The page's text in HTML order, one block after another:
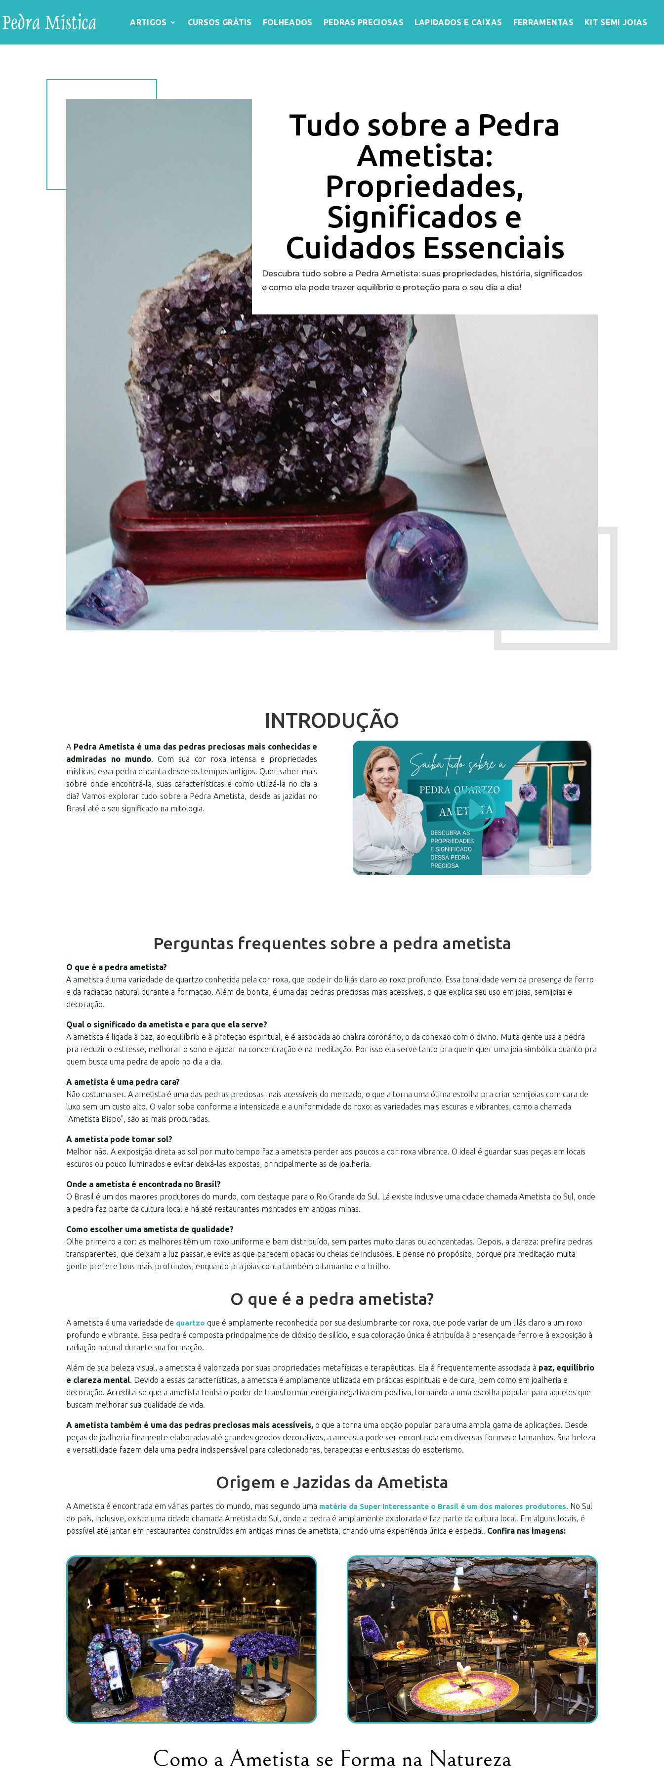
ARTIGOS CURSOS GRÁTIS FOLHEADOS PEDRAS PRECIOSAS LAPIDADOS E CAIXAS FERRAMENTAS KIT SEMI JOIAS
Tudo sobre a Pedra
Ametista:
Propriedades,
Significados e
Cuidados Essenciais
Descubra tudo sobre a Pedra Ametista: suas propriedades, história, significados
e como ela pode trazer equilíbrio e proteção para o seu dia a dia!
INTRODUÇÃO
A Pedra Ametista é uma das pedras preciosas mais conhecidas e
admiradas no mundo. Com sua cor roxa intensa e propriedades
místicas, essa pedra encanta desde os tempos antigos. Quer saber mais
sobre onde encontrá-la, suas características e como utilizá-la no dia a
dia? Vamos explorar tudo sobre a Pedra Ametista, desde as jazidas no
Brasil até o seu significado na mitologia.
Perguntas frequentes sobre a pedra ametista
O que é a pedra ametista?
A ametista é uma variedade de quartzo conhecida pela cor roxa, que pode ir do lilás claro ao roxo profundo. Essa tonalidade vem da presença de ferro
e da radiação natural durante a formação. Além de bonita, é uma das pedras preciosas mais acessíveis, o que explica seu uso em joias, semijoias e
decoração.
Qual o significado da ametista e para que ela serve?
A ametista é ligada à paz, ao equilíbrio e à proteção espiritual, e é associada ao chakra coronário, o da conexão com o divino. Muita gente usa a pedra
pra reduzir o estresse, melhorar o sono e ajudar na concentração e na meditação. Por isso ela serve tanto pra quem quer uma joia simbólica quanto pra
quem busca uma pedra de apoio no dia a dia.
A ametista é uma pedra cara?
Não costuma ser. A ametista é uma das pedras preciosas mais acessíveis do mercado, o que a torna uma ótima escolha pra criar semijoias com cara de
luxo sem um custo alto. O valor sobe conforme a intensidade e a uniformidade do roxo: as variedades mais escuras e vibrantes, como a chamada
"Ametista Bispo", são as mais procuradas.
A ametista pode tomar sol?
Melhor não. A exposição direta ao sol por muito tempo faz a ametista perder aos poucos a cor roxa vibrante. O ideal é guardar suas peças em locais
escuros ou pouco iluminados e evitar deixá-las expostas, principalmente as de joalheria.
Onde a ametista é encontrada no Brasil?
O Brasil é um dos maiores produtores do mundo, com destaque para o Rio Grande do Sul. Lá existe inclusive uma cidade chamada Ametista do Sul, onde
a pedra faz parte da cultura local e há até restaurantes montados em antigas minas.
Como escolher uma ametista de qualidade?
Olhe primeiro a cor: as melhores têm um roxo uniforme e bem distribuído, sem partes muito claras ou acinzentadas. Depois, a clareza: prefira pedras
transparentes, que deixam a luz passar, e evite as que parecem opacas ou cheias de inclusões. E pense no propósito, porque pra meditação muita
gente prefere tons mais profundos, enquanto pra joias conta também o tamanho e o brilho.
O que é a pedra ametista?
A ametista é uma variedade de quartzo que é amplamente reconhecida por sua deslumbrante cor roxa, que pode variar de um lilás claro a um roxo
profundo e vibrante. Essa pedra é composta principalmente de dióxido de silício, e sua coloração única é atribuída à presença de ferro e à exposição à
radiação natural durante sua formação.
Além de sua beleza visual, a ametista é valorizada por suas propriedades metafísicas e terapêuticas. Ela é frequentemente associada à paz, equilíbrio
e clareza mental. Devido a essas características, a ametista é amplamente utilizada em práticas espirituais e de cura, bem como em joalheria e
decoração. Acredita-se que a ametista tenha o poder de transformar energia negativa em positiva, tornando-a uma escolha popular para aqueles que
buscam melhorar sua qualidade de vida.
A ametista também é uma das pedras preciosas mais acessíveis, o que a torna uma opção popular para uma ampla gama de aplicações. Desde
peças de joalheria finamente elaboradas até grandes geodos decorativos, a ametista pode ser encontrada em diversas formas e tamanhos. Sua beleza
e versatilidade fazem dela uma pedra indispensável para colecionadores, terapeutas e entusiastas do esoterismo.
Origem e Jazidas da Ametista
A Ametista é encontrada em várias partes do mundo, mas segundo uma matéria da Super Interessante o Brasil é um dos maiores produtores. No Sul
do país, inclusive, existe uma cidade chamada Ametista do Sul, onde a pedra é amplamente explorada e faz parte da cultura local. Em alguns locais, é
possível até jantar em restaurantes construídos em antigas minas de ametista, criando uma experiência única e especial. Confira nas imagens:
Como a Ametista se Forma na Natureza